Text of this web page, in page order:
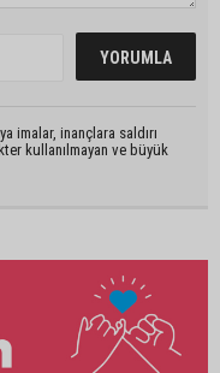
imalar, inançlara saldırı
kullanılmayan ve büyük